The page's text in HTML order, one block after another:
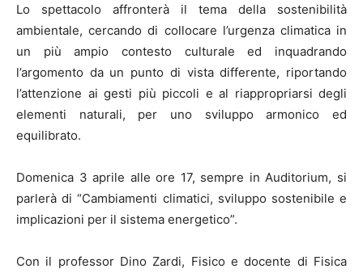
Lo spettacolo affronterà il tema della sostenibilità
ambientale, cercando di collocare l’urgenza climatica in
un più ampio contesto culturale ed inquadrando
l’argomento da un punto di vista differente, riportando
l’attenzione ai gesti più piccoli e al riappropriarsi degli
elementi naturali, per uno sviluppo armonico ed
equilibrato.
Domenica 3 aprile alle ore 17, sempre in Auditorium, si
parlerà di “Cambiamenti climatici, sviluppo sostenibile e
implicazioni per il sistema energetico”.
Con il professor Dino Zardi, Fisico e docente di Fisica